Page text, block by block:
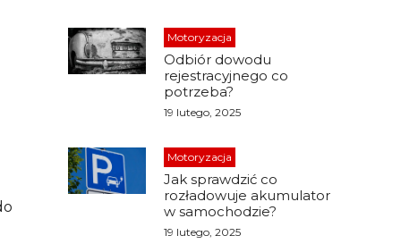
Motoryzacja
Odbiór dowodu
rejestracyjnego co
potrzeba?
19 lutego, 2025
Motoryzacja
Jak sprawdzić co
rozładowuje akumulator
w samochodzie?
19 lutego, 2025